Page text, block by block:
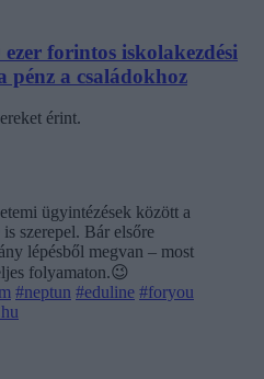
forintos iskolakezdési
pénz a családokhoz
érint.
ügyintézések között a
szerepel. Bár elsőre
lépésből megvan – most
folyamaton.😉
#neptun #eduline #foryou